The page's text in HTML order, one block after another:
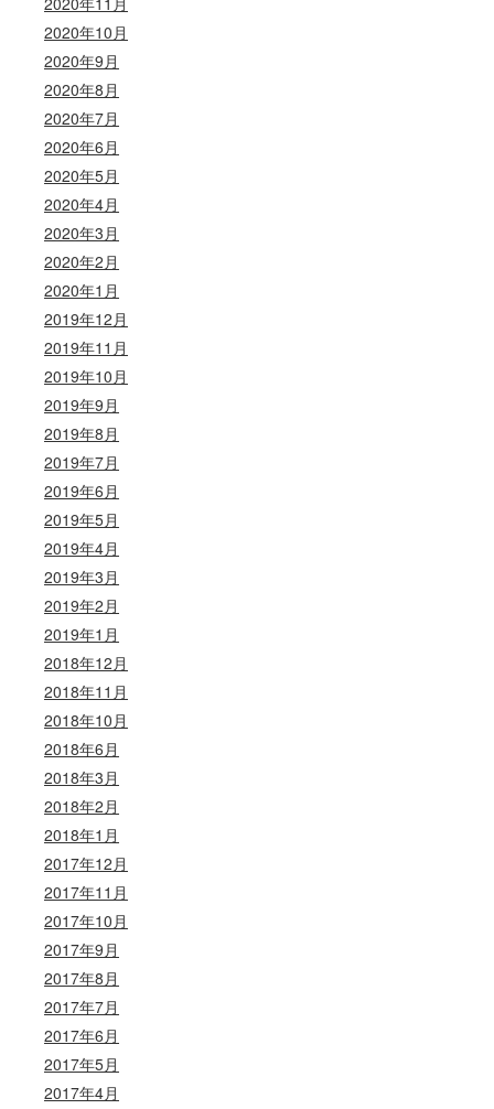
2020年10月
2020年9月
2020年8月
2020年7月
2020年6月
2020年5月
2020年4月
2020年3月
2020年2月
2020年1月
2019年12月
2019年11月
2019年10月
2019年9月
2019年8月
2019年7月
2019年6月
2019年5月
2019年4月
2019年3月
2019年2月
2019年1月
2018年12月
2018年11月
2018年10月
2018年6月
2018年3月
2018年2月
2018年1月
2017年12月
2017年11月
2017年10月
2017年9月
2017年8月
2017年7月
2017年6月
2017年5月
2017年4月